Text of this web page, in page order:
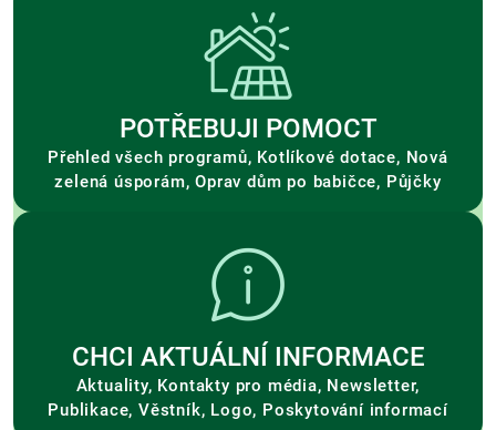
POTŘEBUJI POMOCT
Přehled všech programů, Kotlíkové dotace, Nová
zelená úsporám, Oprav dům po babičce, Půjčky
CHCI AKTUÁLNÍ INFORMACE
Aktuality, Kontakty pro média, Newsletter,
Publikace, Věstník, Logo, Poskytování informací